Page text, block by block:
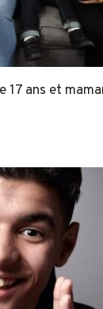
17 ans et